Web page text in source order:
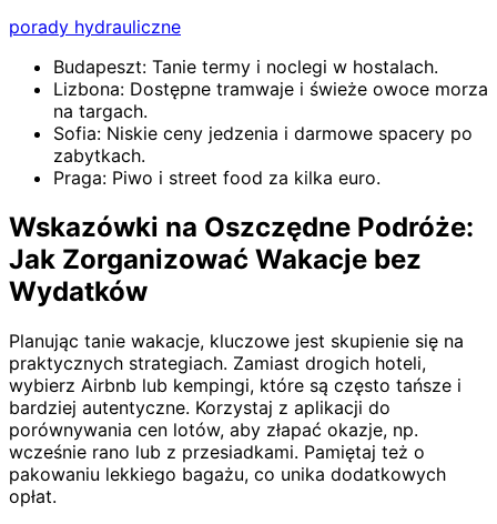
porady hydrauliczne
Budapeszt: Tanie termy i noclegi w hostalach.
Lizbona: Dostępne tramwaje i świeże owoce morza
na targach.
Sofia: Niskie ceny jedzenia i darmowe spacery po
zabytkach.
Praga: Piwo i street food za kilka euro.
Wskazówki na Oszczędne Podróże:
Jak Zorganizować Wakacje bez
Wydatków
Planując tanie wakacje, kluczowe jest skupienie się na
praktycznych strategiach. Zamiast drogich hoteli,
wybierz Airbnb lub kempingi, które są często tańsze i
bardziej autentyczne. Korzystaj z aplikacji do
porównywania cen lotów, aby złapać okazje, np.
wcześnie rano lub z przesiadkami. Pamiętaj też o
pakowaniu lekkiego bagażu, co unika dodatkowych
opłat.